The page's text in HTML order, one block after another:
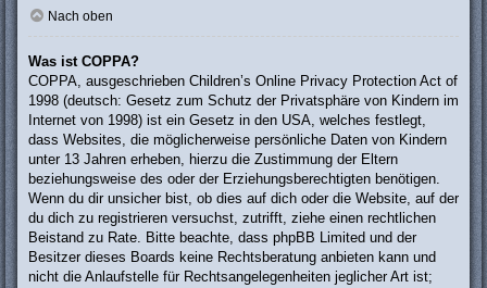
Nach oben
Was ist COPPA?
COPPA, ausgeschrieben Children’s Online Privacy Protection Act of
1998 (deutsch: Gesetz zum Schutz der Privatsphäre von Kindern im
Internet von 1998) ist ein Gesetz in den USA, welches festlegt,
dass Websites, die möglicherweise persönliche Daten von Kindern
unter 13 Jahren erheben, hierzu die Zustimmung der Eltern
beziehungsweise des oder der Erziehungsberechtigten benötigen.
Wenn du dir unsicher bist, ob dies auf dich oder die Website, auf der
du dich zu registrieren versuchst, zutrifft, ziehe einen rechtlichen
Beistand zu Rate. Bitte beachte, dass phpBB Limited und der
Besitzer dieses Boards keine Rechtsberatung anbieten kann und
nicht die Anlaufstelle für Rechtsangelegenheiten jeglicher Art ist;